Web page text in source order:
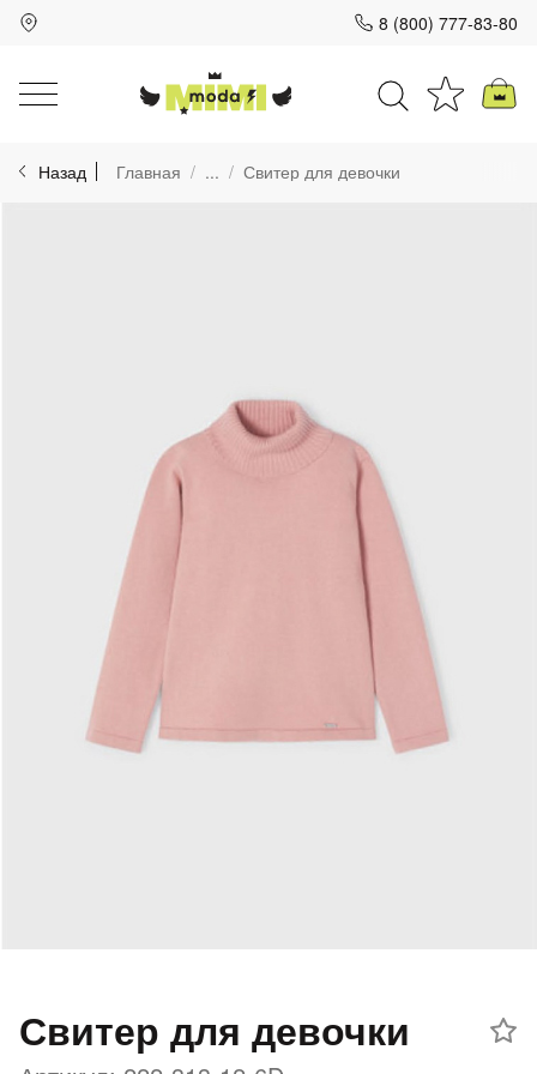
8 (800) 777-83-80
Назад Главная ... Свитер для девочки
Свитер для девочки
Для клиентов всех банков
Разбейте
Добавляйте товары
в корзину
Оплачивайте сегодня только
25
% картой любого банка